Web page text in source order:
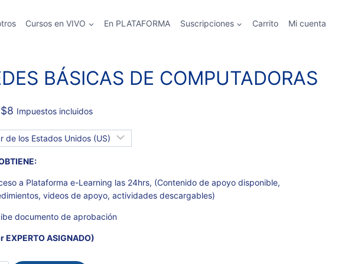
Cursos en VIVO En PLATAFORMA Suscripciones Carrito Mi cuenta
BÁSICAS DE COMPUTADORAS
$8 Impuestos incluidos
a Plataforma e-Learning las 24hrs, (Contenido de apoyo disponible,
videos de apoyo, actividades descargables)
documento de aprobación
EXPERTO ASIGNADO)